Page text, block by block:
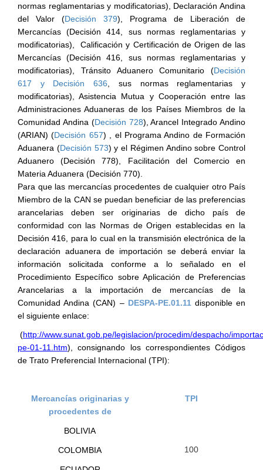
normas reglamentarias y modificatorias), Declaración Andina
del Valor (Decisión 379), Programa de Liberación de
Mercancías (Decisión 414, sus normas reglamentarias y
modificatorias), Calificación y Certificación de Origen de las
Mercancías (Decisión 416, sus normas reglamentarias y
modificatorias), Tránsito Aduanero Comunitario (Decisión
617 y Decisión 636 , sus normas reglamentarias y
modificatorias), Asistencia Mutua y Cooperación entre las
Administraciones Aduaneras de los Países Miembros de la
Comunidad Andina (Decisión 728), Arancel Integrado Andino
(ARIAN) (Decisión 657) , el Programa Andino de Formación
Aduanera (Decisión 573) y el Régimen Andino sobre Control
Aduanero (Decisión 778), Facilitación del Comercio en
Materia Aduanera (Decisión 770).
Para que las mercancías procedentes de cualquier otro País
Miembro de la CAN se puedan beneficiar de las preferencias
arancelarias deben ser originarias de dicho país de
conformidad con las Normas de Origen establecidas en la
Decisión 416, para lo cual en la transmisión electrónica de la
declaración aduanera de importación se deberá enviar la
información solicitada conforme a lo señalado en el
Procedimiento Específico sobre Aplicación de Preferencias
Arancelarias a la importación de mercancías de la
Comunidad Andina (CAN) – DESPA-PE.01.11disponible en
el siguiente enlace:
(http://www.sunat.gob.pe/legislacion/procedim/despacho/
pe-01-11.htm), consignando los correspondientes Códigos
de Trato Preferencial Internacional (TPI):
Mercancías originarias y
procedentes de
TPI
BOLIVIA
100
COLOMBIA